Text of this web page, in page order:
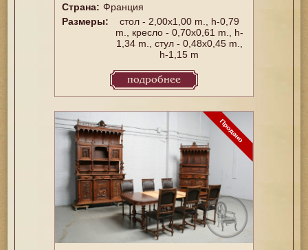
Страна: Франция
Размеры:
стол - 2,00x1,00 m., h-0,79
m., кресло - 0,70x0,61 m., h-
1,34 m., стул - 0,48x0,45 m.,
h-1,15 m
подробнее